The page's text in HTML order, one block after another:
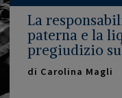
La
paterna e la
pregiudizio
di Carolina Magli